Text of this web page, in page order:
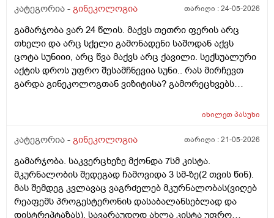
დაავადებებსა და ალცჰაიმერის რისკს უმცირებს და
სიმსივნურ პროცესებს უწყობს ხელს (საშვილოსნო,
საკვერცხეები და უპირველესად, მკერდი). თუ
შეიძლება, მითხრათ_დიდი მადლობა
გულისხმიერებისთვის!
კატეგორია - გინეკოლოგია თარიღი :24-05-2026
გამარჯობა ვარ 24 წლის. მაქვს თეთრი ფერის არც
თხელი და არც სქელი გამონადენი საშოდან აქვს
ცოტა სუნიიი, არც წვა მაქვს არც ქავილი. სექსუალური
აქტის დროს უფრო შესამჩნევია სუნი.. რას მირჩევთ
გარდა გინეკოლოგთან ვიზიტისა? გამორეცხვებს
მაინტერესებს პირიდან ამომდის რაღაცნაირი სუნი
იყოს?
იხილეთპასუხი
კატეგორია - გინეკოლოგია თარიღი :21-05-2026
გამარჯობა. საკვერცხეზე მქონდა 7სმ კისტა.
მკურნალობის შედეგად ჩამოვიდა 3 სმ-ზე(2 თვის წინ).
მას შემდეგ კვლავაც ვაგრძელებ მკურნალობას(ვიღებ
რეაფემს პროგესტერონის დასაბალანსებლად და
დისტრეპტაზას). სავარაუდოდ ახლა კისტა უფრო